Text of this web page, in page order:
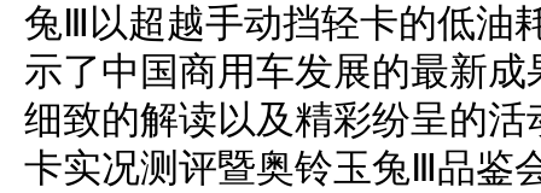
兔Ⅲ以超越手动挡轻卡的低油
示了中国商用车发展的最新
细致的解读以及精彩纷呈的
卡实况测评暨奥铃玉兔Ⅲ品鉴